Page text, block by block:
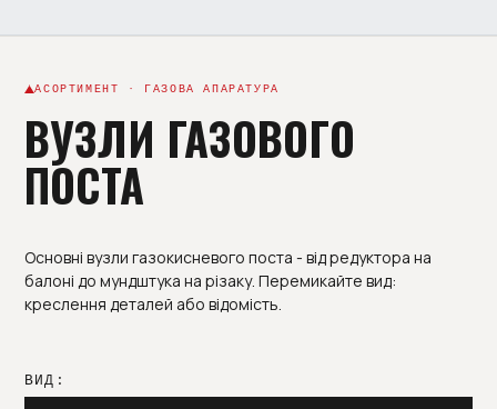
АСОРТИМЕНТ · ГАЗОВА АПАРАТУРА
ВУЗЛИ ГАЗОВОГО
ПОСТА
Основні вузли газокисневого поста - від редуктора на
балоні до мундштука на різаку. Перемикайте вид:
креслення деталей або відомість.
ВИД: